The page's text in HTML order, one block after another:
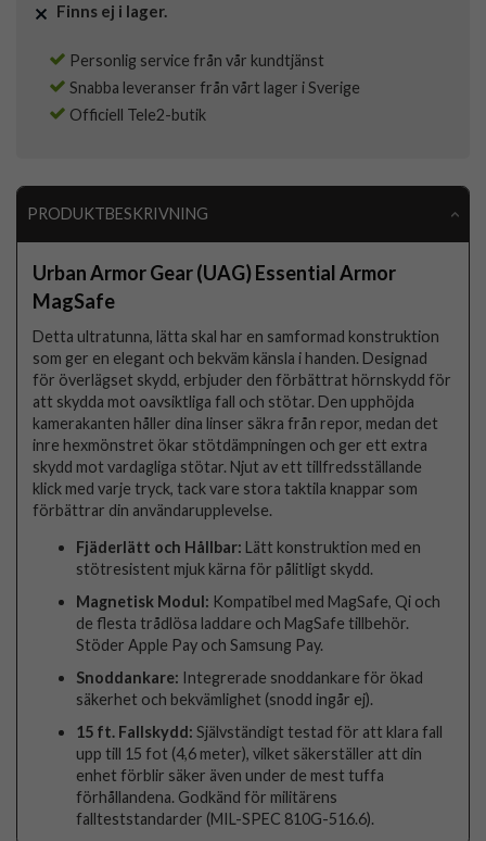
Finns ej i lager.
Personlig service från vår kundtjänst
Snabba leveranser från vårt lager i Sverige
Officiell Tele2-butik
PRODUKTBESKRIVNING
Urban Armor Gear (UAG) Essential Armor
MagSafe
Detta ultratunna, lätta skal har en samformad konstruktion
som ger en elegant och bekväm känsla i handen. Designad
för överlägset skydd, erbjuder den förbättrat hörnskydd för
att skydda mot oavsiktliga fall och stötar. Den upphöjda
kamerakanten håller dina linser säkra från repor, medan det
inre hexmönstret ökar stötdämpningen och ger ett extra
skydd mot vardagliga stötar. Njut av ett tillfredsställande
klick med varje tryck, tack vare stora taktila knappar som
förbättrar din användarupplevelse.
Fjäderlätt och Hållbar: Lätt konstruktion med en
stötresistent mjuk kärna för pålitligt skydd.
Magnetisk Modul: Kompatibel med MagSafe, Qi och
de flesta trådlösa laddare och MagSafe tillbehör.
Stöder Apple Pay och Samsung Pay.
Snoddankare: Integrerade snoddankare för ökad
säkerhet och bekvämlighet (snodd ingår ej).
15 ft. Fallskydd: Självständigt testad för att klara fall
upp till 15 fot (4,6 meter), vilket säkerställer att din
enhet förblir säker även under de mest tuffa
förhållandena. Godkänd för militärens
fallteststandarder (MIL-SPEC 810G-516.6).